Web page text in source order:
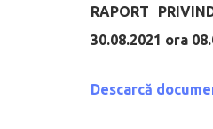
RAPORT
30.08.2021 ora
Descarcă